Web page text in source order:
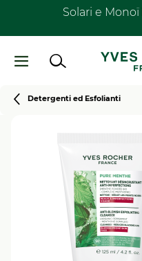
principale
Solari e Monoï
Breadcrumb
Detergenti ed Esfolianti